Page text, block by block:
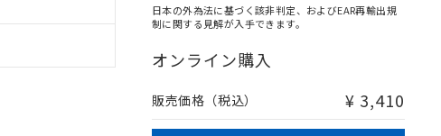
日本の外為法に基づく該非判定、およびEAR再輸出規
制に関する見解が入手できます。
オンライン購入
販売価格（税込） ¥ 3,410